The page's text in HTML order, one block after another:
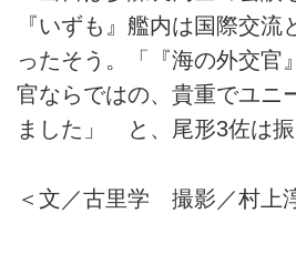
『いずも』艦内は国際交流
ったそう。「『海の外交官
官ならではの、貴重でユニ
ました」 と、尾形3佐は振
＜文／古里学 撮影／村上